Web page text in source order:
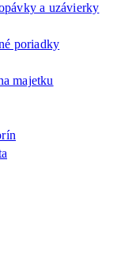
a uzávierky
poriadky
majetku